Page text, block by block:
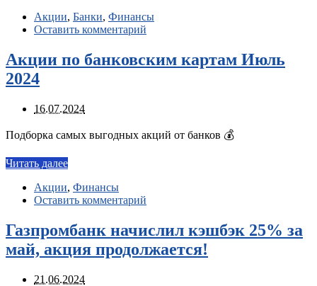
Акции, Банки, Финансы
Оставить комментарий
Акции по банковским картам Июль
2024
16.07.2024
Подборка самых выгодных акций от банков 💰
Читать далее
Акции, Финансы
Оставить комментарий
Газпромбанк начислил кэшбэк 25% за
май, акция продолжается!
21.06.2024